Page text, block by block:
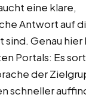
eine klare,
Antwort auf
sind. Genau
Portals: Es
der
schneller